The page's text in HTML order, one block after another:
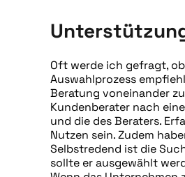
Oft werde ich gefragt,
Auswahlprozess
Beratung voneinander
Kundenberater nach
und die des Beraters.
Nutzen sein. Zudem
Selbstredend ist die
sollte er ausgewählt